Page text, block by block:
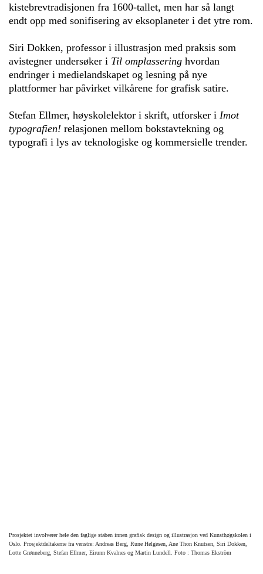
kistebrevtradisjonen fra 1600-tallet, men har så langt
endt opp med sonifisering av eksoplaneter i det ytre rom.
Siri Dokken, professor i illustrasjon med praksis som
avistegner undersøker i Til omplassering hvordan
endringer i medielandskapet og lesning på nye
plattformer har påvirket vilkårene for grafisk satire.
Stefan Ellmer, høyskolelektor i skrift, utforsker i Imot
typografien! relasjonen mellom bokstavtekning og
typografi i lys av teknologiske og kommersielle trender.
Prosjektet involverer hele den faglige staben innen grafisk design og illustrasjon ved Kunsthøgskolen i
Oslo. Prosjektdeltakerne fra venstre: Andreas Berg, Rune Helgesen, Ane Thon Knutsen, Siri Dokken,
Lotte Grønneberg, Stefan Ellmer, Eirunn Kvalnes og Martin Lundell. Foto : Thomas Ekström